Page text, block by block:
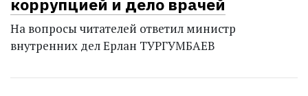
коррупцией и дело врачей
На вопросы читателей ответил министр
внутренних дел Ерлан ТУРГУМБАЕВ